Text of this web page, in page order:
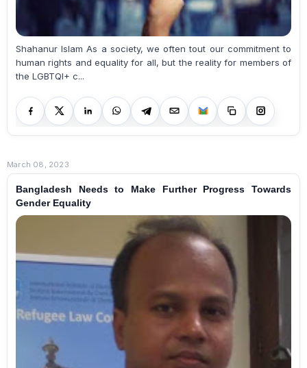
Shahanur Islam As a society, we often tout our commitment to
human rights and equality for all, but the reality for members of
the LGBTQI+ c...
March 08, 2023
Bangladesh Needs to Make Further Progress Towards
Gender Equality